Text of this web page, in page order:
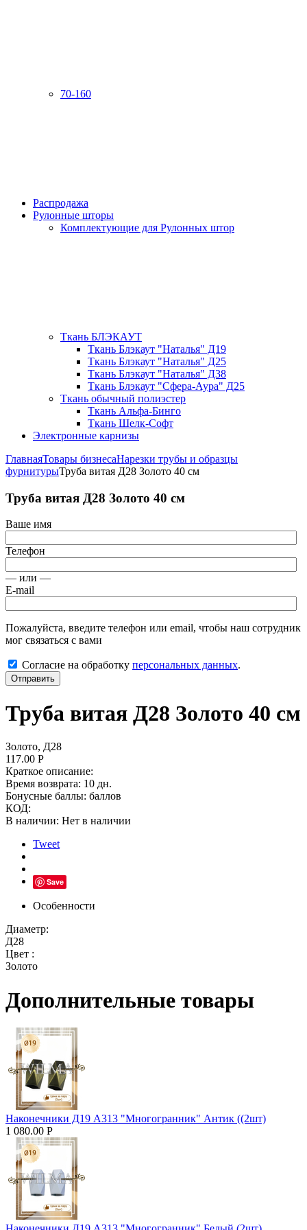
70-160
Распродажа
Рулонные шторы
Комплектующие для Рулонных штор
Ткань БЛЭКАУТ
Ткань Блэкаут "Наталья" Д19
Ткань Блэкаут "Наталья" Д25
Ткань Блэкаут "Наталья" Д38
Ткань Блэкаут "Сфера-Аура" Д25
Ткань обычный полиэстер
Ткань Альфа-Бинго
Ткань Шелк-Софт
Электронные карнизы
ГлавнаяТовары бизнесаНарезки трубы и образцы
фурнитурыТруба витая Д28 Золото 40 см
Труба витая Д28 Золото 40 см
Ваше имя
Телефон
— или —
E-mail
Пожалуйста, введите телефон или email, чтобы наш сотрудник
мог связаться с вами
Согласие на обработку персональных данных.
Отправить
Труба витая Д28 Золото 40 см
Золото, Д28
117.00 Р
Краткое описание:
Время возврата: 10 дн.
Бонусные баллы: баллов
КОД:
В наличии: Нет в наличии
Tweet
Save
Особенности
Диаметр:
Д28
Цвет :
Золото
Дополнительные товары
Наконечники Д19 А313 "Многогранник" Антик ((2шт)
1 080.00 Р